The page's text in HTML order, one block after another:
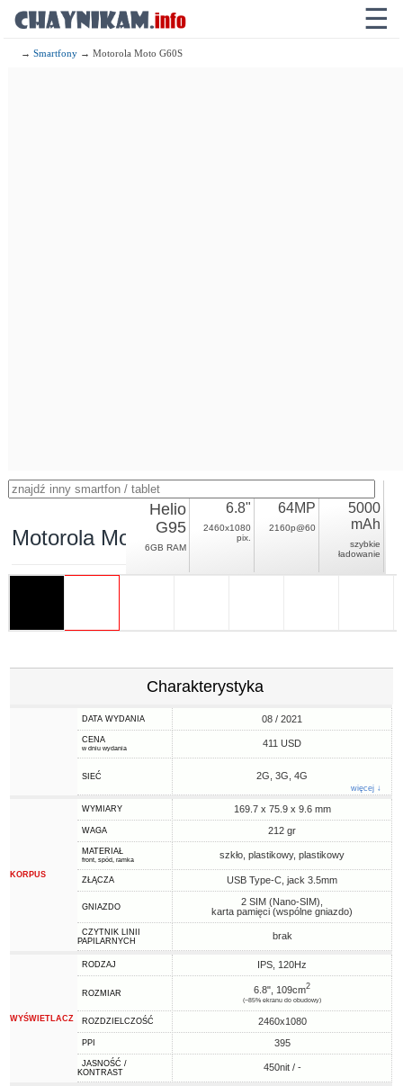
☰
→Smartfony → Motorola Moto G60S
Motorola Moto G60S
Helio
G95
6GB RAM
6.8"
2460x1080
pix.
64MP
2160p@60
5000
mAh
szybkie
ładowanie
Charakterystyka
DATA WYDANIA 08 / 2021
CENA
w dniu wydania 411 USD
SIEĆ 2G, 3G, 4G
więcej ↓
KORPUS
WYMIARY 169.7 x 75.9 x 9.6 mm
WAGA 212 gr
MATERIAŁ
front, spód, ramka szkło, plastikowy, plastikowy
ZŁĄCZA USB Type-C, jack 3.5mm
GNIAZDO
2 SIM (Nano-SIM),
karta pamięci (wspólne gniazdo)
CZYTNIK LINII
PAPILARNYCH
brak
WYŚWIETLACZ
RODZAJ IPS, 120Hz
ROZMIAR 6.8", 109cm2
(~85% ekranu do obudowy)
ROZDZIELCZOŚĆ 2460x1080
PPI 395
JASNOŚĆ /
KONTRAST
450nit / -